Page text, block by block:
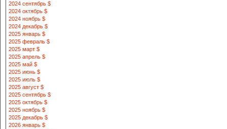
2024 сентябрь $
2024 октябрь $
2024 ноябрь $
2024 декабрь $
2025 январь $
2025 февраль $
2025 март $
2025 апрель $
2025 май $
2025 июнь $
2025 июль $
2025 август $
2025 сентябрь $
2025 октябрь $
2025 ноябрь $
2025 декабрь $
2026 январь $